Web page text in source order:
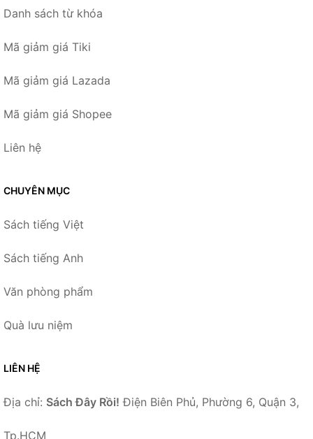
Danh sách từ khóa
Mã giảm giá Tiki
Mã giảm giá Lazada
Mã giảm giá Shopee
Liên hệ
CHUYÊN MỤC
Sách tiếng Việt
Sách tiếng Anh
Văn phòng phẩm
Quà lưu niệm
LIÊN HỆ
Địa chỉ: Sách Đây Rồi! Điện Biên Phủ, Phường 6, Quận 3,
Tp.HCM